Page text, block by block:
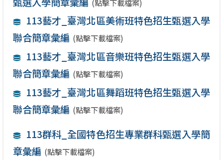
(點擊下載檔案)
113藝才_臺灣北區美術班特色招生甄選入學
聯合簡章彙編 (點擊下載檔案)
113藝才_臺灣北區音樂班特色招生甄選入學
聯合簡章彙編 (點擊下載檔案)
113藝才_臺灣北區舞蹈班特色招生甄選入學
聯合簡章彙編 (點擊下載檔案)
113群科_全國特色招生專業群科甄選入學簡
章彙編 (點擊下載檔案)